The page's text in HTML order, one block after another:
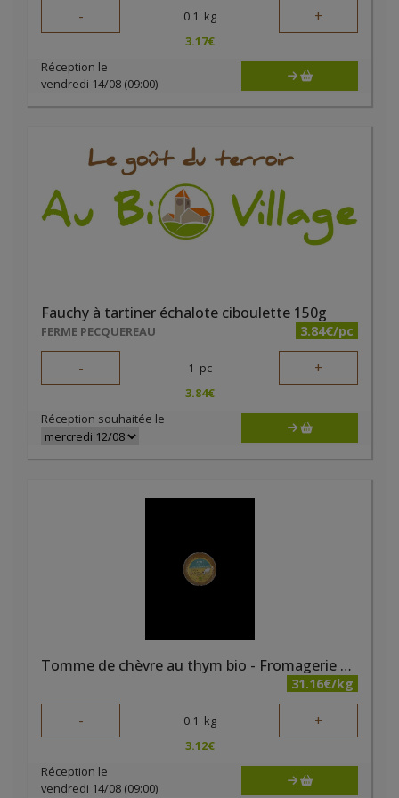
- 0.1 kg +
3.17€
Réception le
vendredi 14/08 (09:00)
Fauchy à tartiner échalote ciboulette 150g
FERME PECQUEREAU 3.84€/pc
- 1 pc +
3.84€
Réception souhaitée le
Tomme de chèvre au thym bio - Fromagerie du Bairsoû
31.16€/kg
- 0.1 kg +
3.12€
Réception le
vendredi 14/08 (09:00)